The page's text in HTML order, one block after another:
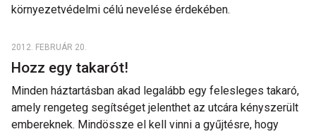
környezetvédelmi célú nevelése érdekében.
2012. FEBRUÁR 20.
Hozz egy takarót!
Minden háztartásban akad legalább egy felesleges takaró,
amely rengeteg segítséget jelenthet az utcára kényszerült
embereknek. Mindössze el kell vinni a gyűjtésre, hogy